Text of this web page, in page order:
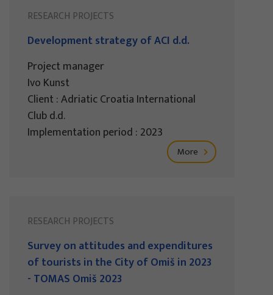
RESEARCH PROJECTS
Development strategy of ACI d.d.
Project manager
Ivo Kunst
Client : Adriatic Croatia International
Club d.d.
Implementation period : 2023
More
RESEARCH PROJECTS
Survey on attitudes and expenditures
of tourists in the City of Omiš in 2023
- TOMAS Omiš 2023